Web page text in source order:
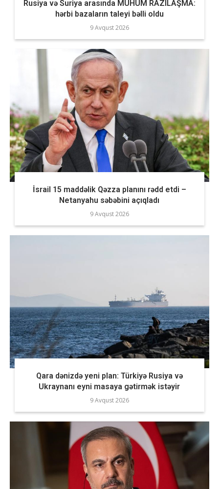
Rusiya və Suriya arasında MÜHÜM RAZILAŞMA:
hərbi bazaların taleyi bəlli oldu
9 Avqust 2026
İsrail 15 maddəlik Qəzza planını rədd etdi –
Netanyahu səbəbini açıqladı
9 Avqust 2026
Qara dənizdə yeni plan: Türkiyə Rusiya və
Ukraynanı eyni masaya gətirmək istəyir
9 Avqust 2026